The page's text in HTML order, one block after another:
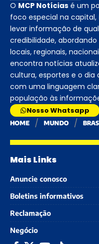
O MCP Notícias é um
foco especial na capital,
levar informação de
credibilidade,
locais, regionais,
encontra notícias
cultura, esportes e o dia
com uma linguagem
população às
Nosso Whatsapp
HOME MUNDO
Mais Links
Anuncie conosco
Boletins informativos
Reclamação
Negócio